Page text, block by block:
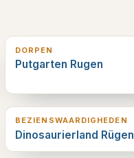
DORPEN
Putgarten Rugen
13 km verderop
BEZIENSWAARDIGHEDEN
Dinosaurierland Rügen